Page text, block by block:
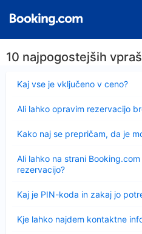
10 najpogostejših
Kaj vse je vključeno v ceno?
Ali lahko opravim rezervacijo
Kako naj se prepričam, da je
Ali lahko na strani
rezervacijo?
Kaj je PIN-koda in zakaj jo
Kje lahko najdem kontaktne